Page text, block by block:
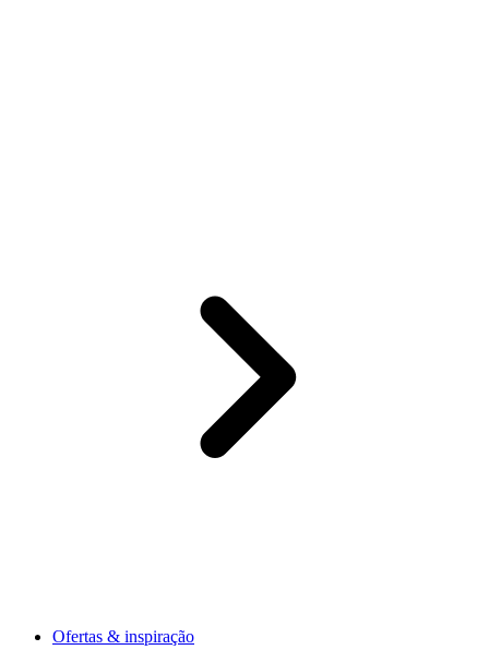
Ofertas & inspiração